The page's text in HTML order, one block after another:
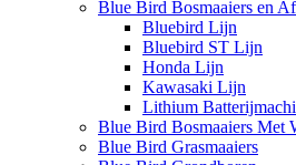
Blue Bird Bosmaaiers en
Bluebird Lijn
Bluebird ST Lijn
Honda Lijn
Kawasaki Lijn
Lithium
Blue Bird Bosmaaiers Met
Blue Bird Grasmaaiers